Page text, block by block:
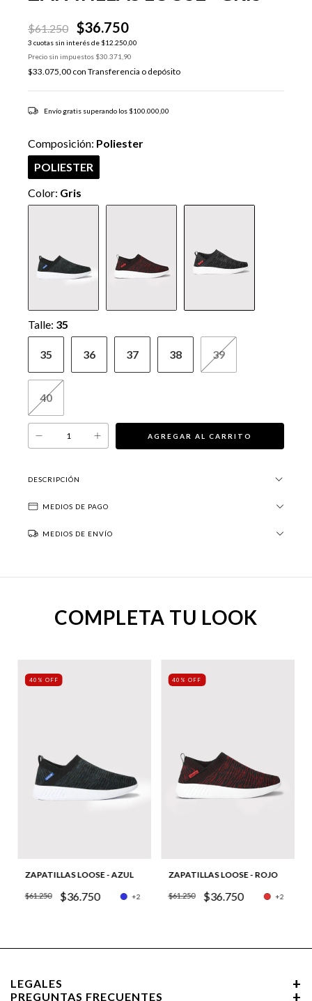
$61.250 $36.750
3 cuotas sin interés de $12.250,00
Precio sin impuestos $30.371,90
$33.075,00 con Transferencia o depósito
Envío gratis superando los $100.000,00
Composición: Poliester
POLIESTER
Color: Gris
Talle: 35
35 36 37 38 39
40
DESCRIPCIÓN
MEDIOS DE PAGO
MEDIOS DE ENVÍO
COMPLETA TU LOOK
40% OFF
ZAPATILLAS LOOSE - AZUL
$61.250 $36.750 +2
40% OFF
ZAPATILLAS LOOSE - ROJO
$61.250 $36.750 +2
LEGALES
PREGUNTAS FRECUENTES